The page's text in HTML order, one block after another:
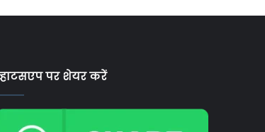
पर शेयर करें